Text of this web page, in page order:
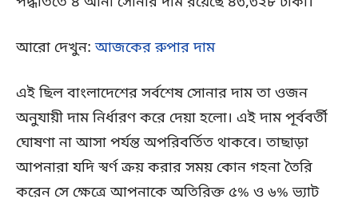
আরো দেখুন:আজকের রুপার দাম
এই ছিল বাংলাদেশের সর্বশেষ সোনার দাম তা ওজন
অনুযায়ী দাম নির্ধারণ করে দেয়া হলো। এই দাম পূর্ববর্তী
ঘোষণা না আসা পর্যন্ত অপরিবর্তিত থাকবে। তাছাড়া
আপনারা যদি স্বর্ণ ক্রয় করার সময় কোন গহনা তৈরি
করেন সে ক্ষেত্রে আপনাকে অতিরিক্ত ৫% ও ৬% ভ্যাট